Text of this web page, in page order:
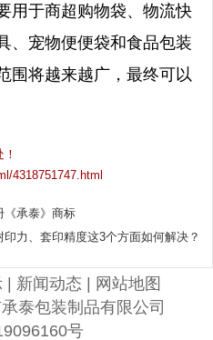
用于商超购物袋、物流快
、宠物便便袋和食品包装
围将越来越广，最终可以
4318751747.html
《承泰》商标
力、套印精度这3个方面如何解决？
| 新闻动态
网站地图
泰包装制品有限公司
号